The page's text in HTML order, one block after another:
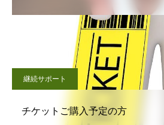
継続サポート
チケットご購入予定の方